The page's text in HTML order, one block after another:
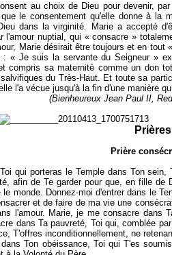
au choix de Dieu pour devenir,
le consentement qu'elle donne à la
dans la virginité. Marie a accepté
l'amour nuptial, qui « consacre »
Marie désirait être toujours et en tout
: « Je suis la servante du Seigneur »
compris sa maternité comme un don
du Très-Haut. Et toute sa
l'a vécue jusqu'à la fin d'une manière
(Bienheureux Jean Paul II,
Prières
Prière
qui porteras le Temple dans Ton
afin de Te garder pour que, en fille de
le monde. Donnez-moi d'entrer dans le
et de faire de ma vie une
l'amour. Marie, je me consacre dans
dans Ta pauvreté, Toi qui, comblée
T'offres inconditionnellement, ne
Ton obéissance, Toi qui T'es